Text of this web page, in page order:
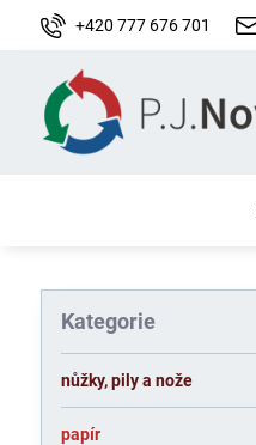
+420 777 676 701
Kategorie
nůžky, pily a nože
papír